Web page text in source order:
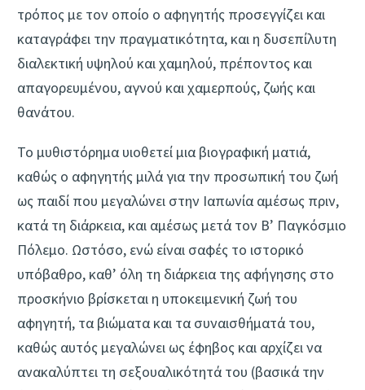
τρόπος με τον οποίο ο αφηγητής προσεγγίζει και
καταγράφει την πραγματικότητα, και η δυσεπίλυτη
διαλεκτική υψηλού και χαμηλού, πρέποντος και
απαγορευμένου, αγνού και χαμερπούς, ζωής και
θανάτου.
Το μυθιστόρημα υιοθετεί μια βιογραφική ματιά,
καθώς ο αφηγητής μιλά για την προσωπική του ζωή
ως παιδί που μεγαλώνει στην Ιαπωνία αμέσως πριν,
κατά τη διάρκεια, και αμέσως μετά τον Β’ Παγκόσμιο
Πόλεμο. Ωστόσο, ενώ είναι σαφές το ιστορικό
υπόβαθρο, καθ’ όλη τη διάρκεια της αφήγησης στο
προσκήνιο βρίσκεται η υποκειμενική ζωή του
αφηγητή, τα βιώματα και τα συναισθήματά του,
καθώς αυτός μεγαλώνει ως έφηβος και αρχίζει να
ανακαλύπτει τη σεξουαλικότητά του (βασικά την